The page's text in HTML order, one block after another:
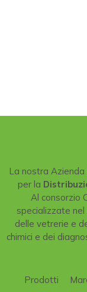
La nostra
per la
Al consorzio
specializzate
delle vetrerie e
chimici e dei
Prodotti